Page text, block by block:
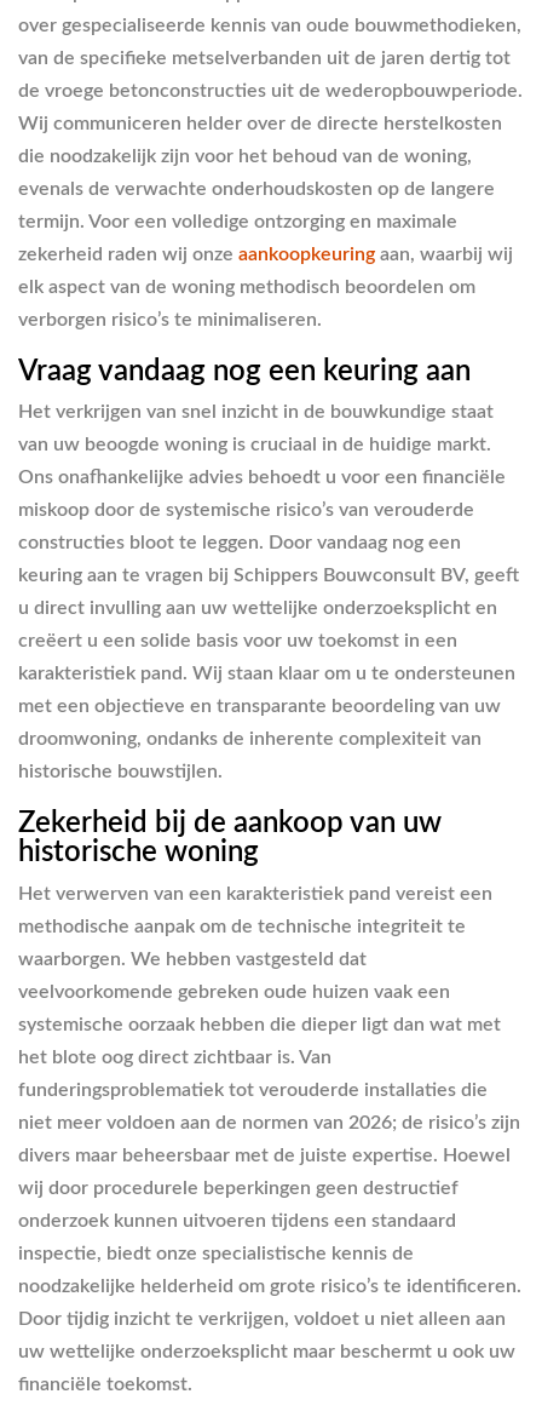
over gespecialiseerde kennis van oude bouwmethodieken,
van de specifieke metselverbanden uit de jaren dertig tot
de vroege betonconstructies uit de wederopbouwperiode.
Wij communiceren helder over de directe herstelkosten
die noodzakelijk zijn voor het behoud van de woning,
evenals de verwachte onderhoudskosten op de langere
termijn. Voor een volledige ontzorging en maximale
zekerheid raden wij onze aankoopkeuring aan, waarbij wij
elk aspect van de woning methodisch beoordelen om
verborgen risico’s te minimaliseren.
Vraag vandaag nog een keuring aan
Het verkrijgen van snel inzicht in de bouwkundige staat
van uw beoogde woning is cruciaal in de huidige markt.
Ons onafhankelijke advies behoedt u voor een financiële
miskoop door de systemische risico’s van verouderde
constructies bloot te leggen. Door vandaag nog een
keuring aan te vragen bij Schippers Bouwconsult BV, geeft
u direct invulling aan uw wettelijke onderzoeksplicht en
creëert u een solide basis voor uw toekomst in een
karakteristiek pand. Wij staan klaar om u te ondersteunen
met een objectieve en transparante beoordeling van uw
droomwoning, ondanks de inherente complexiteit van
historische bouwstijlen.
Zekerheid bij de aankoop van uw
historische woning
Het verwerven van een karakteristiek pand vereist een
methodische aanpak om de technische integriteit te
waarborgen. We hebben vastgesteld dat
veelvoorkomende gebreken oude huizen vaak een
systemische oorzaak hebben die dieper ligt dan wat met
het blote oog direct zichtbaar is. Van
funderingsproblematiek tot verouderde installaties die
niet meer voldoen aan de normen van 2026; de risico’s zijn
divers maar beheersbaar met de juiste expertise. Hoewel
wij door procedurele beperkingen geen destructief
onderzoek kunnen uitvoeren tijdens een standaard
inspectie, biedt onze specialistische kennis de
noodzakelijke helderheid om grote risico’s te identificeren.
Door tijdig inzicht te verkrijgen, voldoet u niet alleen aan
uw wettelijke onderzoeksplicht maar beschermt u ook uw
financiële toekomst.